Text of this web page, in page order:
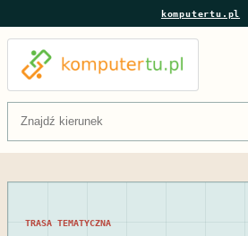
komputertu.pl
Szukaj:
TRASA TEMATYCZNA